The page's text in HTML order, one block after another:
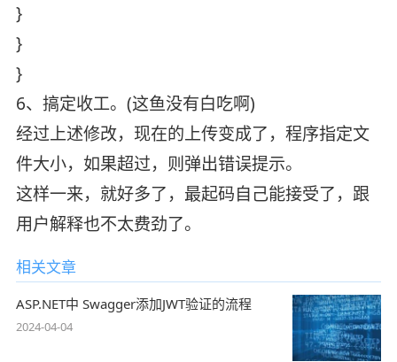
}
}
}
6、搞定收工。(这鱼没有白吃啊)
经过上述修改，现在的上传变成了，程序指定文
件大小，如果超过，则弹出错误提示。
这样一来，就好多了，最起码自己能接受了，跟
用户解释也不太费劲了。
相关文章
ASP.NET中 Swagger添加JWT验证的流程
2024-04-04